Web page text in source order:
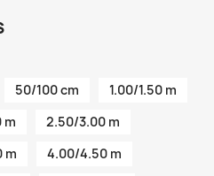
50/100 cm
1.00/1.50 m
m
2.50/3.00 m
m
4.00/4.50 m